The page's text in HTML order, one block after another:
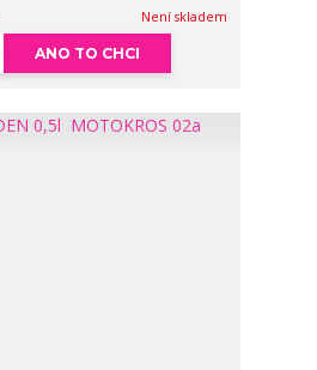
Není skladem
ANO TO CHCI